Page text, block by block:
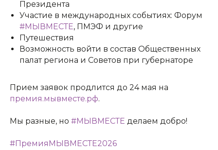
Президента
Участие в международных событиях: Форум
#МЫВМЕСТЕ, ПМЭФ и другие
Путешествия
Возможность войти в состав Общественных
палат региона и Советов при губернаторе
Прием заявок продлится до 24 мая на
премия.мывместе.рф.
Мы разные, но #МЫВМЕСТЕ делаем добро!
#ПремияМЫВМЕСТЕ2026
Max
ВКонтакте
Доступная среда
Документы
Реквизиты